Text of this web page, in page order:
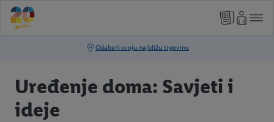
Uređenje doma: Savjeti i
ideje